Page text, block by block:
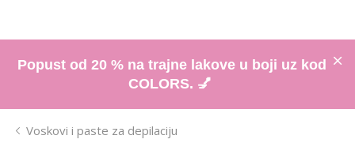
Popust od 20 % na trajne lakove u boji uz kod
COLORS. 💅
Voskovi i paste za depilaciju